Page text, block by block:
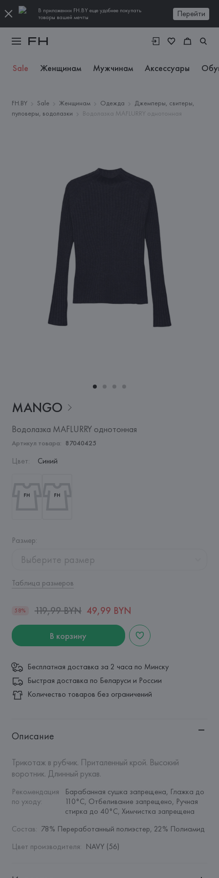
В приложении FH.BY еще удобнее покупать
товары вашей мечты
Перейти
Sale Женщинам Мужчинам Аксессуары
FH.BY Sale Женщинам Одежда
Джемперы, свитеры,
пуловеры, водолазки
Водолазка MAFLURRY однотонная
MANGO
Водолазка MAFLURRY однотонная
Артикул товара: 87040425
Цвет: Синий
Размер:
Выберите размер
Таблица размеров
58% 119,99 BYN 49,99 BYN
В корзину
Бесплатная доставка за 2 часа по Минску
Быстрая доставка по Беларуси и России
Количество товаров без ограничений
Описание
Трикотаж в рубчик. Приталенный крой. Высокий
воротник. Длинный рукав.
Рекомендация
по уходу:
Барабанная сушка запрещена, Глажка до
110°C, Отбеливание запрещено, Ручная
стирка до 40°C, Химчистка запрещена
Состав: 78% Переработанный полиэстер, 22% Полиамид
Цвет производителя: NAVY (56)